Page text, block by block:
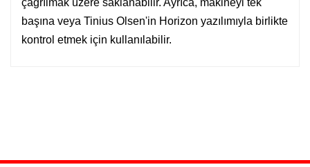
çağrılmak üzere saklanabilir. Ayrıca, makineyi tek
başına veya Tinius Olsen'in Horizon yazılımıyla birlikte
kontrol etmek için kullanılabilir.